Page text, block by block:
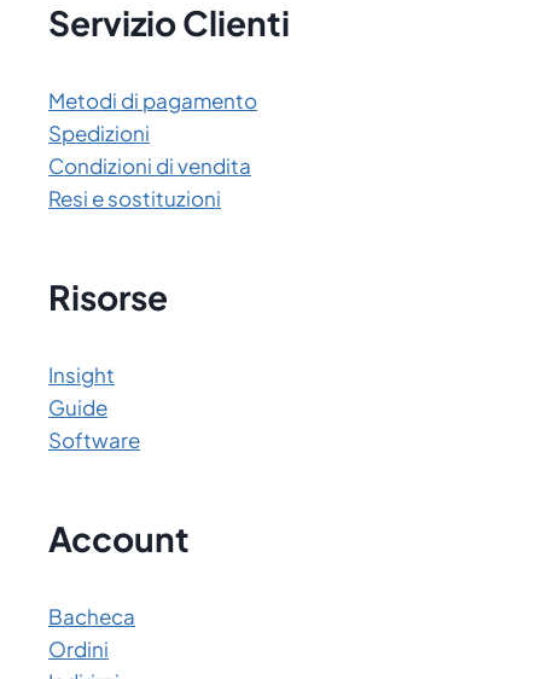
Servizio Clienti
Metodi di pagamento
Spedizioni
Condizioni di vendita
Resi e sostituzioni
Risorse
Insight
Guide
Software
Account
Bacheca
Ordini